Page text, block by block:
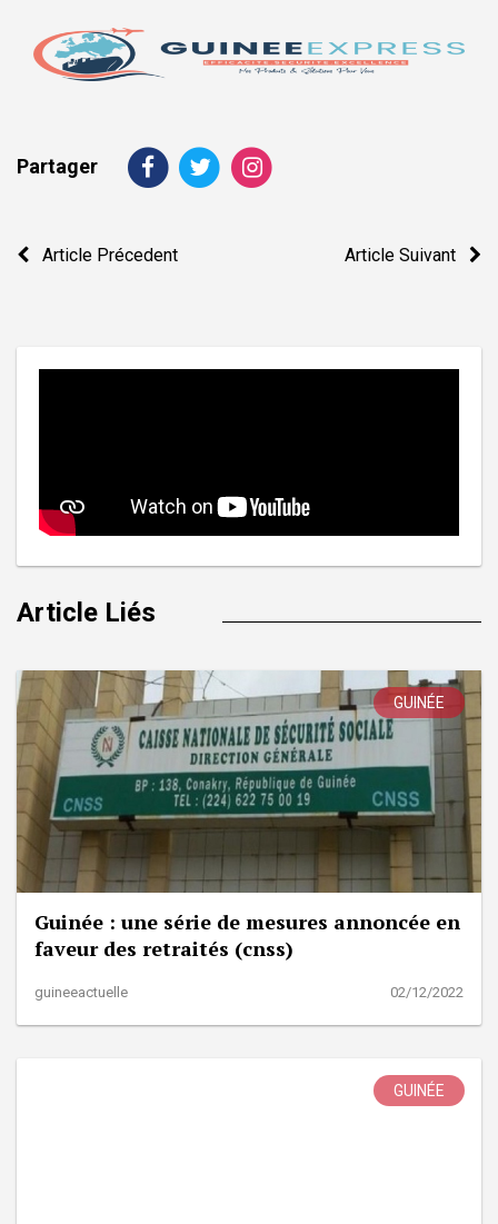
Partager
Navigation
Article Précedent Article Suivant
Article Liés
GUINÉE
Guinée : une série de mesures annoncée en
faveur des retraités (cnss)
guineeactuelle 02/12/2022
GUINÉE